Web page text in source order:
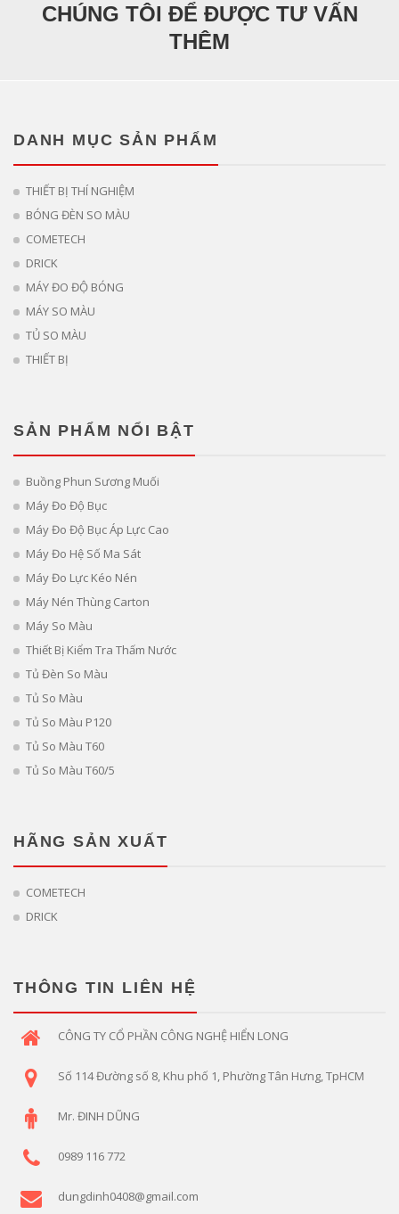
CHÚNG TÔI ĐỂ ĐƯỢC TƯ VẤN
THÊM
DANH MỤC SẢN PHẨM
THIẾT BỊ THÍ NGHIỆM
BÓNG ĐÈN SO MÀU
COMETECH
DRICK
MÁY ĐO ĐỘ BÓNG
MÁY SO MÀU
TỦ SO MÀU
THIẾT BỊ
SẢN PHẨM NỔI BẬT
Buồng Phun Sương Muối
Máy Đo Độ Bục
Máy Đo Độ Bục Áp Lực Cao
Máy Đo Hệ Số Ma Sát
Máy Đo Lực Kéo Nén
Máy Nén Thùng Carton
Máy So Màu
Thiết Bị Kiểm Tra Thấm Nước
Tủ Đèn So Màu
Tủ So Màu
Tủ So Màu P120
Tủ So Màu T60
Tủ So Màu T60/5
HÃNG SẢN XUẤT
COMETECH
DRICK
THÔNG TIN LIÊN HỆ
CÔNG TY CỔ PHẦN CÔNG NGHỆ HIỂN LONG
Số 114 Đường số 8, Khu phố 1, Phường Tân Hưng, TpHCM
Mr. ĐINH DŨNG
0989 116 772
dungdinh0408@gmail.com